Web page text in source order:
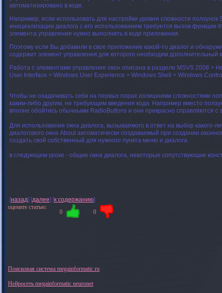
автоматизировано в коде.
Например, если использовать для настройки уровня сложности
инициализации диалога с его использованием требуется вызов функции
элемента управления нужно выполнять в коде приложения.
Поэтому если Вы добавили в свое приложение какой-то диалог и
содержит элемент управления для которого необходим дополнительный
Работа с элементами управления окон описана в разделе MSVS 2008 >
User Interface > Windows User Experience > Windows Shell > Windows
Чтобы не озадачивать себя на первых порах излишними сложностями
каким-либо другим, не требующим введения кода. Например вместо
вполне обойтись обычными RadioButtons и они прекрасно справляются с
Для использования окна диалога, вызываемого в ответ на выбор какого-
диалогового окна About автоматически создаваемый при создании
создать свой собственный для нужного пункта меню и диалога.
в следующем уроке - общие окна диалога, некоторые сопутствующие
[назад] [далее] [к содержанию]
оцените статью:
0 0
Поисковая система megainformatic.ru
Нейросеть megainformatic neuronet